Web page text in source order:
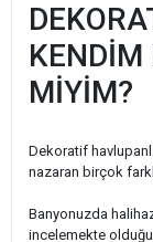
KENDİM
MİYİM?
Dekoratif
nazaran birçok
Banyonuzda
incelemekte